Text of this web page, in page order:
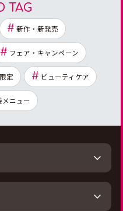
TAG
新作・新発売
フェア・キャンペーン
定 ビューティケア
メニュー